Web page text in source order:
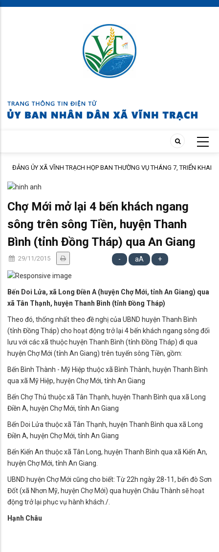
Skip
ĐẢNG ỦY XÃ VĨNH TRẠCH HỌP BAN THƯỜNG VỤ THÁNG 7, TRIỂN KHAI
NHIỆM VỤ TRỌNG TÂM THÁNG 8
Chợ Mới mở lại 4 bến khách ngang
sông trên sông Tiền, huyện Thanh
Bình (tỉnh Đồng Tháp) qua An Giang
29/11/2015 - aA +
Bến Doi Lửa, xã Long Điền A (huyện Chợ Mới, tỉnh An Giang) qua
xã Tân Thạnh, huyện Thanh Bình (tỉnh Đồng Tháp)
Theo đó, thống nhất theo đề nghị của UBND huyện Thanh Bình
(tỉnh Đồng Tháp) cho hoạt động trở lại 4 bến khách ngang sông đối
lưu với các xã thuộc huyện Thanh Bình (tỉnh Đồng Tháp) đi qua
huyện Chợ Mới (tỉnh An Giang) trên tuyến sông Tiền, gồm:
Bến Bình Thành - Mỹ Hiệp thuộc xã Bình Thành, huyện Thanh Bình
qua xã Mỹ Hiệp, huyện Chợ Mới, tỉnh An Giang
Bến Chợ Thủ thuộc xã Tân Thạnh, huyện Thanh Bình qua xã Long
Điền A, huyện Chợ Mới, tỉnh An Giang
Bến Doi Lửa thuộc xã Tân Thạnh, huyện Thanh Bình qua xã Long
Điền A, huyện Chợ Mới, tỉnh An Giang
Bến Kiến An thuộc xã Tân Long, huyện Thanh Bình qua xã Kiến An,
huyện Chợ Mới, tỉnh An Giang.
UBND huyện Chợ Mới cũng cho biết: Từ 22h ngày 28-11, bến đò Sơn
Đốt (xã Nhơn Mỹ, huyện Chợ Mới) qua huyện Châu Thành sẽ hoạt
động trở lại phục vụ hành khách./.
Hạnh Châu